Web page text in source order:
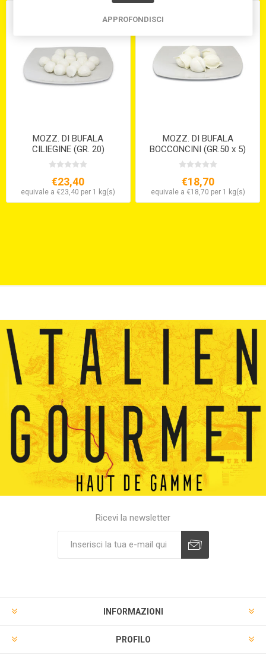
MOZZ. DI BUFALA
CILIEGINE (GR. 20)
€23,40
equivale a €23,40 per 1 kg(s)
MOZZ. DI BUFALA
BOCCONCINI (GR.50 x 5)
€18,70
equivale a €18,70 per 1 kg(s)
Ricevi la newsletter
INFORMAZIONI
PROFILO
APPROFONDISCI